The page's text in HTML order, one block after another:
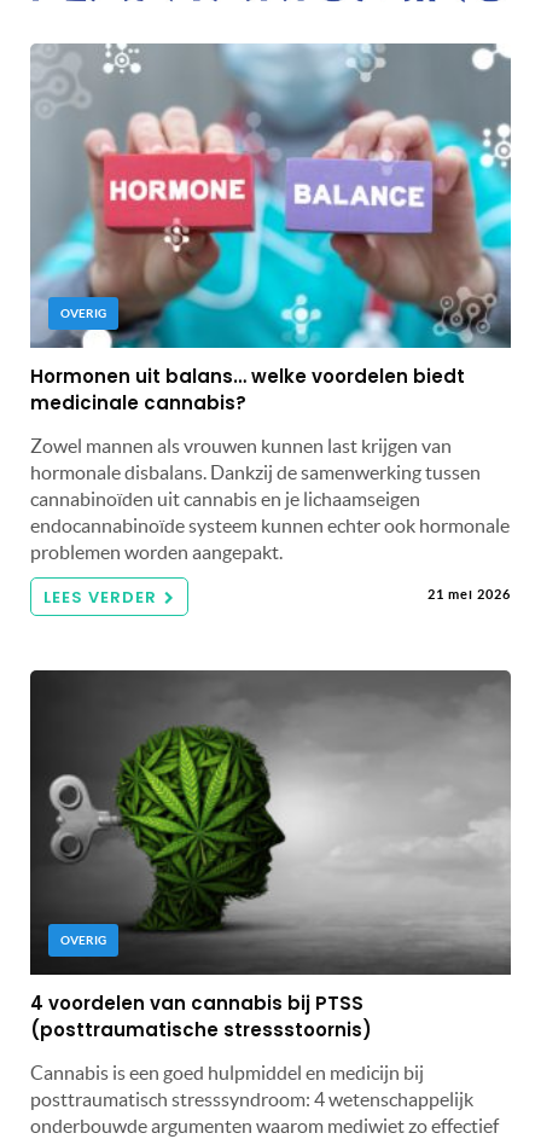
OVERIG
Hormonen uit balans… welke voordelen biedt
medicinale cannabis?
Zowel mannen als vrouwen kunnen last krijgen van
hormonale disbalans. Dankzij de samenwerking tussen
cannabinoïden uit cannabis en je lichaamseigen
endocannabinoïde systeem kunnen echter ook hormonale
problemen worden aangepakt.
LEES VERDER 21 mei 2026
OVERIG
4 voordelen van cannabis bij PTSS
(posttraumatische stressstoornis)
Cannabis is een goed hulpmiddel en medicijn bij
posttraumatisch stresssyndroom: 4 wetenschappelijk
onderbouwde argumenten waarom mediwiet zo effectief